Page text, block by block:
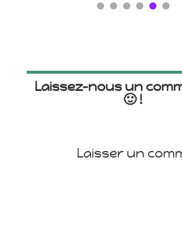
Laissez-nous un
🙂 !
Laisser un